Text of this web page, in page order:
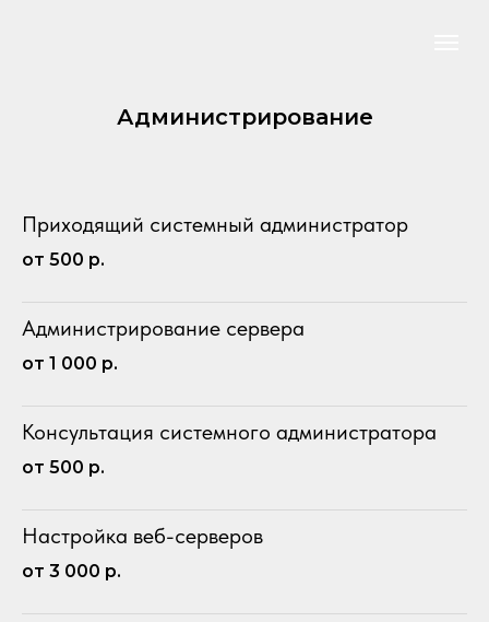
Администрирование
Приходящий системный администратор
от 500 р.
Администрирование сервера
от 1 000 р.
Консультация системного администратора
от 500 р.
Настройка веб-серверов
от 3 000 р.